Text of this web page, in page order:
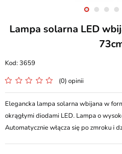
Lampa solarna LED
3659
(0) opinii
Elegancka lampa solarna wbijana w
okrągłymi diodami LED. Lampa o
Automatycznie włącza się po zmroku i